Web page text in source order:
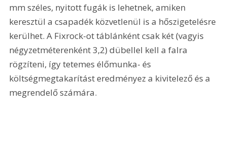
mm széles, nyitott fugák is lehetnek, amiken
keresztül a csapadék közvetlenül is a hőszigetelésre
kerülhet. A Fixrock-ot táblánként csak két (vagyis
négyzetméterenként 3,2) dübellel kell a falra
rögzíteni, így tetemes élőmunka- és
költségmegtakarítást eredményez a kivitelező és a
megrendelő számára.